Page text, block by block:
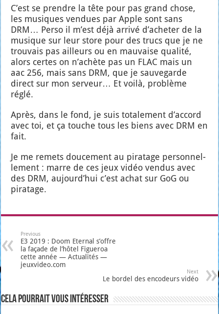
C’est se prendre la tête pour pas grand chose,
les musiques ven­dues par Apple sont sans
DRM… Per­so il m’est déjà arri­vé d’acheter de la
musique sur leur store pour des trucs que je ne
trou­vais pas ailleurs ou en mau­vaise qua­li­té,
alors certes on n’achète pas un FLAC mais un
aac 256, mais sans DRM, que je sau­ve­garde
direct sur mon ser­veur… Et voi­là, pro­blème
réglé.
Après, dans le fond, je suis tota­le­ment d’accord
avec toi, et ça touche tous les biens avec DRM en
fait.
Je me remets dou­ce­ment au pira­tage per­son­nel­
le­ment : marre de ces jeux vidéo ven­dus avec
des DRM, aujourd’hui c’est achat sur GoG ou
pira­tage.
Previous
E3 2019 : Doom Eternal s’offre
la façade de l’hôtel Figueroa
cette année — Actualités —
jeuxvideo.com
Next
Le bordel des encodeurs vidéo
Cela pourrait vous intéresser